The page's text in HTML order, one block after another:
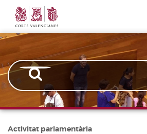
contingut
Corts
Valencianes
Activitat parlamentària